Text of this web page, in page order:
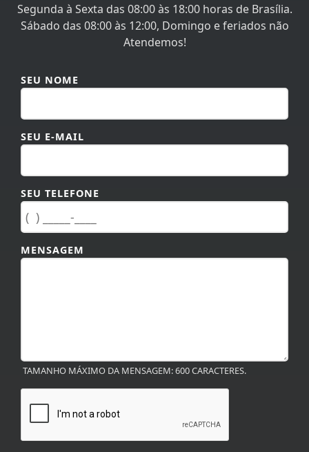
Segunda à Sexta das 08:00 às 18:00 horas de Brasília.
Sábado das 08:00 às 12:00, Domingo e feriados não
Atendemos!
SEU NOME
SEU E-MAIL
SEU TELEFONE
MENSAGEM
TAMANHO MÁXIMO DA MENSAGEM: 600 CARACTERES.